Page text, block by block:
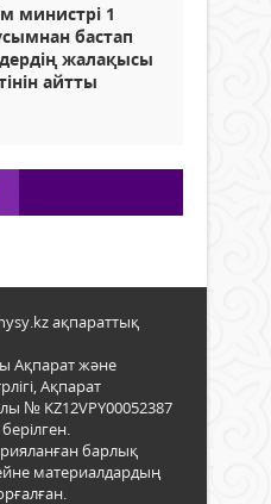
министрі 1
бастап
жалақысы
айтты
ақпараттық
Ақпарат және
Ақпарат
№ KZ12VPY00052387
барлық
материалдардың